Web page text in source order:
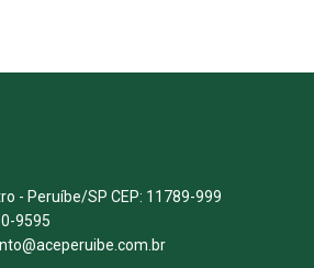
- Peruíbe/SP CEP: 11789-999
9595